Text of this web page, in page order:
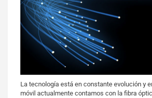
La tecnología está en constante evolución y
móvil actualmente contamos con la fibra